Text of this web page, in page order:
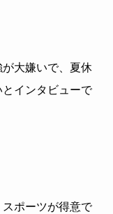
大嫌いで、夏休
インタビューで
ポーツが得意で